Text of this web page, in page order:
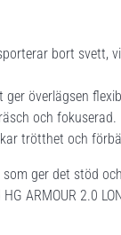
bort svett,
överlägsen
och fokuserad.
trötthet och
ger det stöd
ARMOUR 2.0